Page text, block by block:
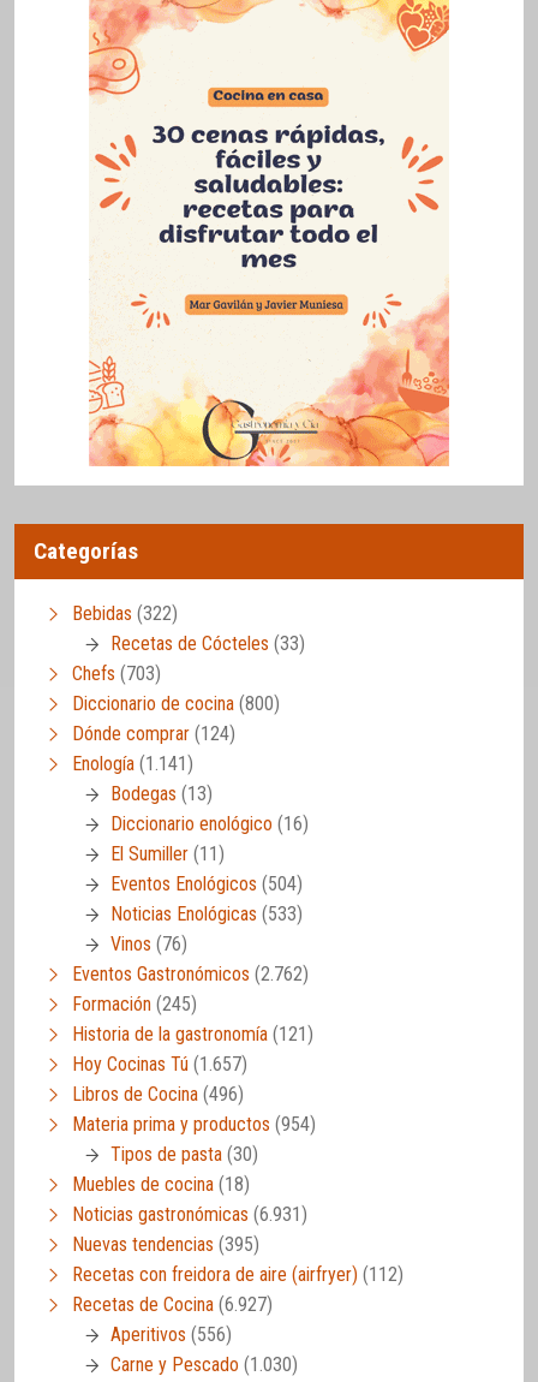
Categorías
Bebidas (322)
Recetas de Cócteles (33)
Chefs (703)
Diccionario de cocina (800)
Dónde comprar (124)
Enología (1.141)
Bodegas (13)
Diccionario enológico (16)
El Sumiller (11)
Eventos Enológicos (504)
Noticias Enológicas (533)
Vinos (76)
Eventos Gastronómicos (2.762)
Formación (245)
Historia de la gastronomía (121)
Hoy Cocinas Tú (1.657)
Libros de Cocina (496)
Materia prima y productos (954)
Tipos de pasta (30)
Muebles de cocina (18)
Noticias gastronómicas (6.931)
Nuevas tendencias (395)
Recetas con freidora de aire (airfryer) (112)
Recetas de Cocina (6.927)
Aperitivos (556)
Carne y Pescado (1.030)